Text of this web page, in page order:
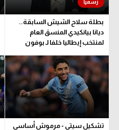
بطلة سلاح الشيش السابقة..
ديانا بيانكيدي المنسق العام
لمنتخب إيطاليا خلفا لـ بوفون
تشكيل سيتي - مرموش أساسي